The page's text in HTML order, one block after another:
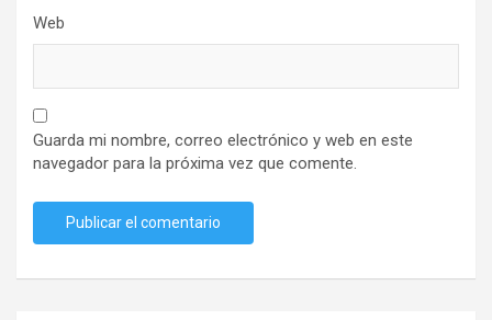
Web
Guarda mi nombre, correo electrónico y web en este
navegador para la próxima vez que comente.